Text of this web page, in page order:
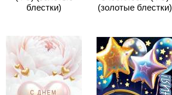
блестки)
(золотые блестки)